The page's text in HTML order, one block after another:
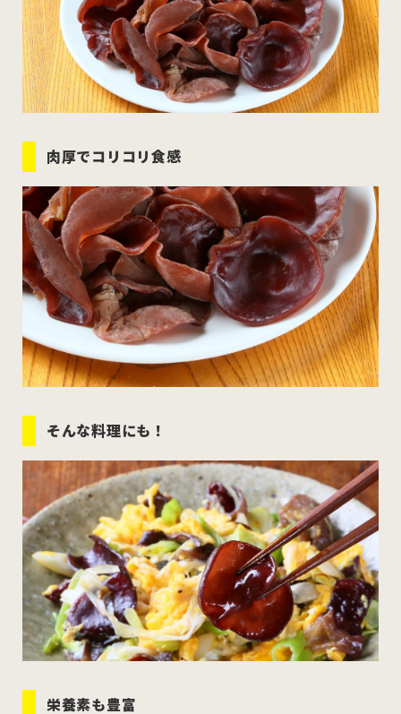
すべてのエリアをみる
ホーム
公式X
肉厚でコリコリ食感
そんな料理にも！
栄養素も豊富